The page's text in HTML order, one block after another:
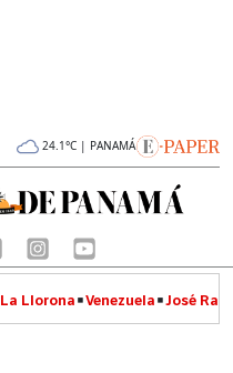
24.1°C | PANAMÁ
La Llorona Venezuela José